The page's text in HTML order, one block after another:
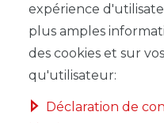
Contenu1
Prix de base1,07 € /
expérience
plus amples
des cookies et sur
qu'utilisateur:
Déclaration de